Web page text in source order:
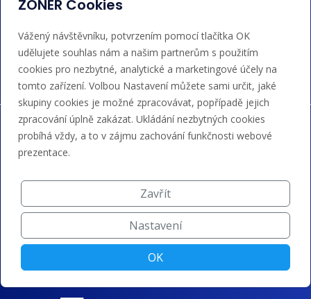
Akceptujeme platby kartou, Google/Apple Pay,
bankovním převodem a kreditem.
ZONER Cookies
Vážený návštěvníku, potvrzením pomocí tlačítka OK
udělujete souhlas nám a našim partnerům s použitím
cookies pro nezbytné, analytické a marketingové účely na
tomto zařízení. Volbou Nastavení můžete sami určit, jaké
skupiny cookies je možné zpracovávat, popřípadě jejich
zpracování úplně zakázat. Ukládání nezbytných cookies
probíhá vždy, a to v zájmu zachování funkčnosti webové
prezentace.
Zavřít
Nastavení
OK